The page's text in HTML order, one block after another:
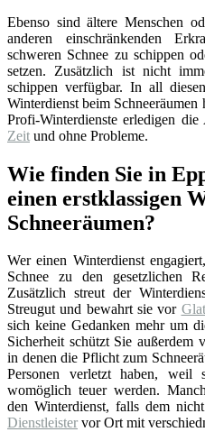
Ebenso sind ältere Menschen
anderen einschränkenden
schweren Schnee zu schippen
setzen. Zusätzlich ist nicht
schippen verfügbar. In all
Winterdienst beim
Profi-Winterdienste erledigen
Zeit und ohne Probleme.
Wie finden Sie in
einen erstklassigen
Schneeräumen?
Wer einen Winterdienst
Schnee zu den gesetzlichen
Zusätzlich streut der
Streugut und bewahrt sie vor
sich keine Gedanken mehr um
Sicherheit schützt Sie außerdem
in denen die Pflicht zum
Personen verletzt haben, weil
womöglich teuer werden.
den Winterdienst, falls dem
Dienstleister vor Ort mit